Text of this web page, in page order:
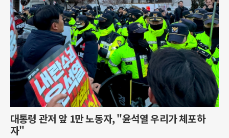
대통령 관저 앞 1만 노동자, "윤석열 우리가 체포하
자"